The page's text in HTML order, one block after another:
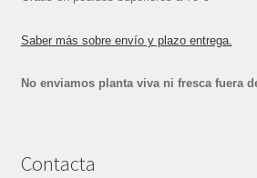
Saber más sobre envío y plazo entrega.
No enviamos planta viva ni fresca fuera
Contacta